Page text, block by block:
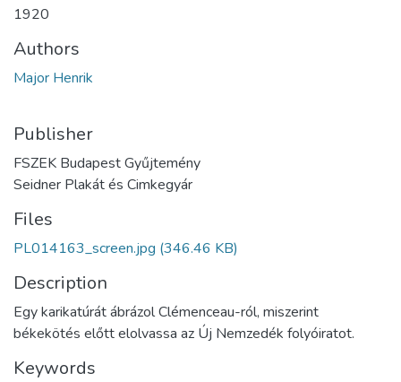
1920
Authors
Major Henrik
Publisher
FSZEK Budapest Gyűjtemény
Seidner Plakát és Cimkegyár
Files
PL014163_screen.jpg (346.46 KB)
Description
Egy karikatúrát ábrázol Clémenceau-ról, miszerint
békekötés előtt elolvassa az Új Nemzedék folyóiratot.
Keywords